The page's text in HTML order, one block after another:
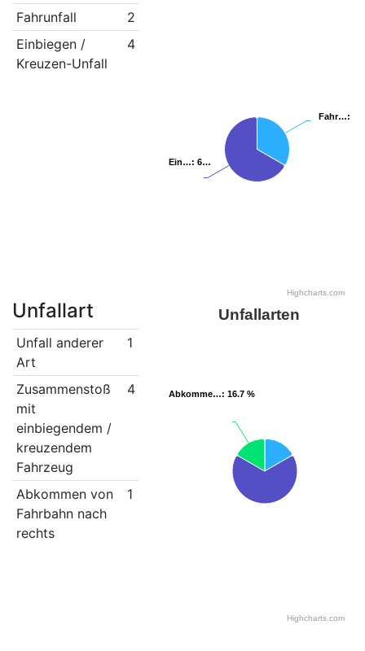
Fahrunfall
2
Einbiegen /
Kreuzen-Unfall
4
Fahr…:
Fahr…:
Ein…: 6…
Ein…: 6…
Highcharts.com
Unfallart
Unfall anderer
Art
1
Zusammenstoß
mit
einbiegendem /
kreuzendem
Fahrzeug
4
Abkommen von
Fahrbahn nach
rechts
1
Unfallarten
Abkomme…: 16.7 %
Abkomme…: 16.7 %
Highcharts.com